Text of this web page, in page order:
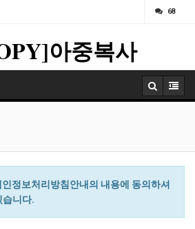
68
아중복사
정보처리방침안내의 내용에 동의하셔
습니다.